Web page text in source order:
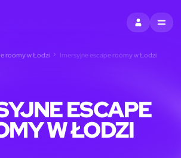
ZALOGUJ SIĘ
MENU
roomy w Łodzi Imersyjne escape roomy w Łodzi
ESCAPE
W ŁODZI